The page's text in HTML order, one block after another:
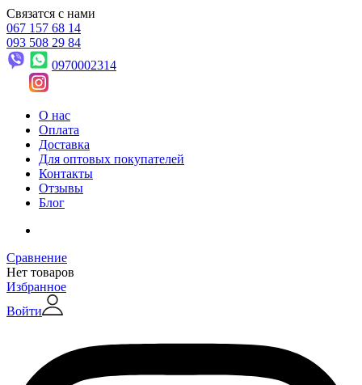
Связатся с нами
067 157 68 14
093 508 29 84
0970002314
О нас
Оплата
Доставка
Для оптовых покупателей
Контакты
Отзывы
Блог
Сравнение
Нет товаров
Избранное
Войти